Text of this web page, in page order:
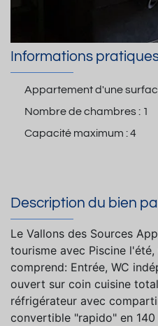
Informations
Appartement d'une
Nombre de chambres : 1
Capacité maximum :4
Description du bien
Le Vallons des Sources
tourisme avec Piscine
comprend: Entrée, WC
ouvert sur coin cuisine
réfrigérateur avec
convertible "rapido" en 140